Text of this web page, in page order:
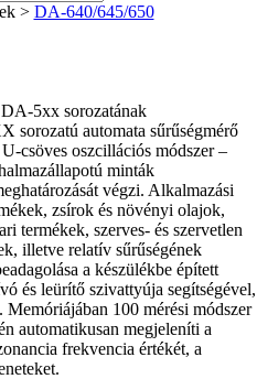
> DA-640/645/650
5xx sorozatának
sorozatú automata sűrűségmérő
csöves oszcillációs módszer –
minták
végzi. Alkalmazási
zsírok és növényi olajok,
termékek, szerves- és szervetlen
illetve relatív sűrűségének
a készülékbe épített
és leürítő szivattyúja segítségével,
100 mérési módszer
automatikusan megjeleníti a
frekvencia értékét, a